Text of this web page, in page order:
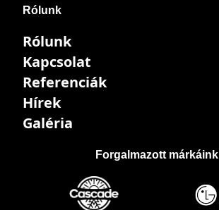
Rólunk
Rólunk
Kapcsolat
Referenciák
Hírek
Galéria
Forgalmazott márkáink